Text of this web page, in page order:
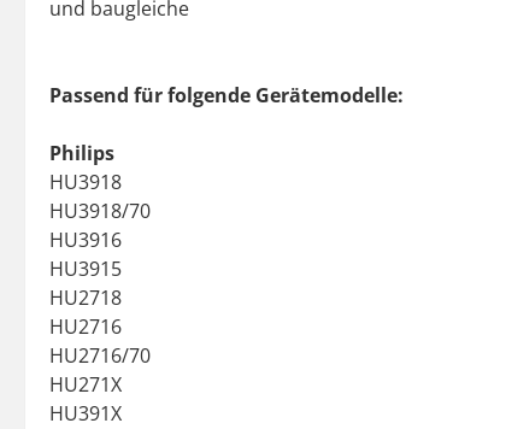
und baugleiche
Passend für folgende Gerätemodelle:
Philips
HU3918
HU3918/70
HU3916
HU3915
HU2718
HU2716
HU2716/70
HU271X
HU391X